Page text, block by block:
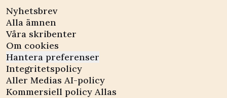
Nyhetsbrev
Alla ämnen
Våra skribenter
Om cookies
Hantera preferenser
Integritetspolicy
Aller Medias AI-policy
Kommersiell policy Allas